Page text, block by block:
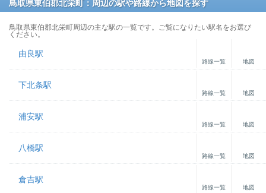
鳥取県東伯郡北栄町：周辺の駅や路線から地図を探す
鳥取県東伯郡北栄町周辺の主な駅の一覧です。ご覧になりたい駅名をお選び
ください。
由良駅
路線一覧 地図
下北条駅
路線一覧 地図
浦安駅
路線一覧 地図
八橋駅
路線一覧 地図
倉吉駅
路線一覧 地図